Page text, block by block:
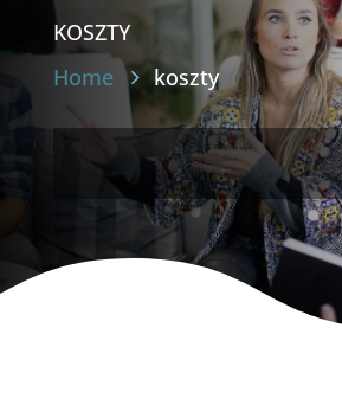
koszty
Home koszty